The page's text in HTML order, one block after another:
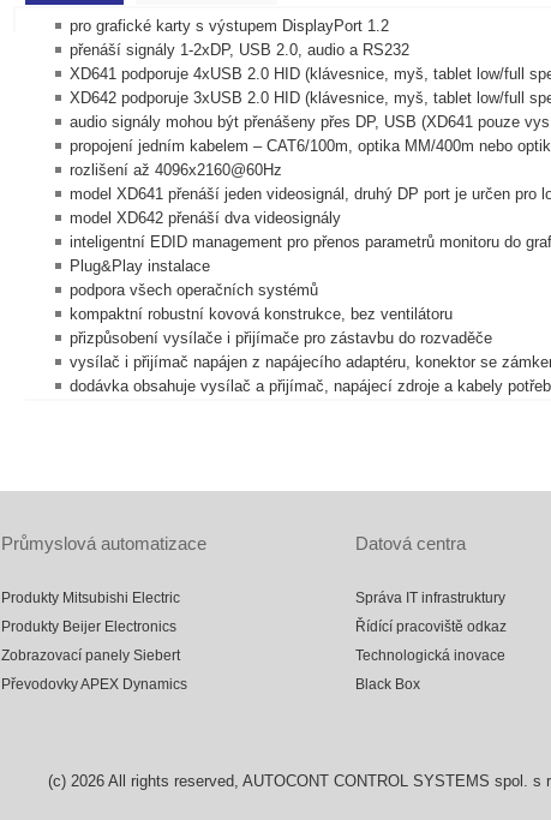
pro grafické karty s výstupem DisplayPort 1.2
přenáší signály 1-2xDP, USB 2.0, audio a RS232
XD641 podporuje 4xUSB 2.0 HID (klávesnice, myš, tablet low/full
XD642 podporuje 3xUSB 2.0 HID (klávesnice, myš, tablet low/full
audio signály mohou být přenášeny přes DP, USB (XD641 pouze
propojení jedním kabelem – CAT6/100m, optika MM/400m nebo
rozlišení až 4096x2160@60Hz
model XD641 přenáší jeden videosignál, druhý DP port je určen pro
model XD642 přenáší dva videosignály
inteligentní EDID management pro přenos parametrů monitoru do
Plug&Play instalace
podpora všech operačních systémů
kompaktní robustní kovová konstrukce, bez ventilátoru
přizpůsobení vysílače i přijímače pro zástavbu do rozvaděče
vysílač i přijímač napájen z napájecího adaptéru, konektor se
dodávka obsahuje vysílač a přijímač, napájecí zdroje a kabely
Průmyslová automatizace
Produkty Mitsubishi Electric
Produkty Beijer Electronics
Zobrazovací panely Siebert
Převodovky APEX Dynamics
Datová centra
Správa IT infrastruktury
Řídící pracoviště odkaz
Technologická inovace
Black Box
(c) 2026All rights reserved, AUTOCONT CONTROL SYSTEMS spol. s